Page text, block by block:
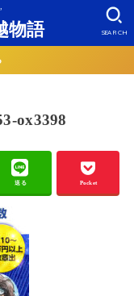
物語 SEARCH
ox3398
送る Pocket